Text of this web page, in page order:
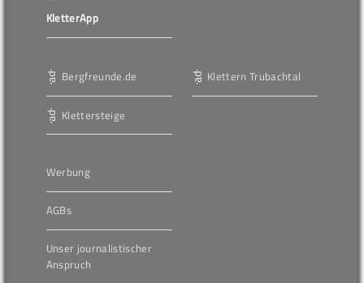
KletterApp
Bergfreunde.de
Klettersteige
Klettern Trubachtal
Werbung
AGBs
Unser journalistischer
Anspruch